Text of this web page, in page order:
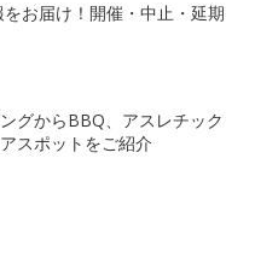
お届け！開催・中止・延期
グからBBQ、アスレチック
スポットをご紹介